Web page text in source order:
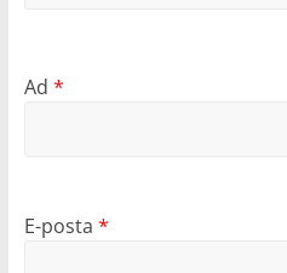
Ad *
E-posta *